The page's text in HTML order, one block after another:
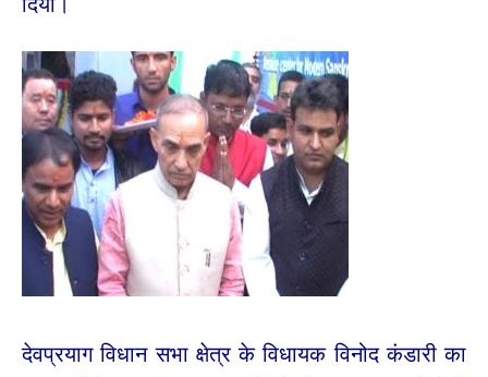
देवप्रयाग विधान सभा क्षेत्र के विधायक विनोद कंडारी का